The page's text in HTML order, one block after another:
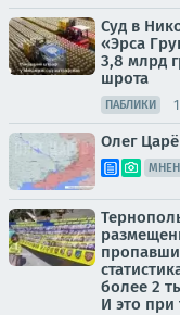
Суд в
«Эрса
3,8 млрд
шрота
ПАБЛИКИ
Олег
более 2
И это при